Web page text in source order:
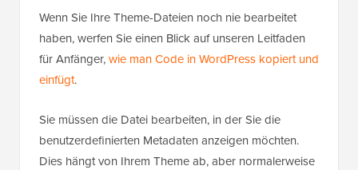
Wenn Sie Ihre Theme-Dateien noch nie bearbeitet
haben, werfen Sie einen Blick auf unseren Leitfaden
für Anfänger,wie man Code in WordPress kopiert und
einfügt.
Sie müssen die Datei bearbeiten, in der Sie die
benutzerdefinierten Metadaten anzeigen möchten.
Dies hängt von Ihrem Theme ab, aber normalerweise